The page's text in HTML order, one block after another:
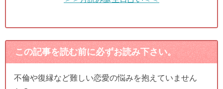
この記事を読む前に必ずお読み下さい。
不倫や復縁など難しい恋愛の悩みを抱えていません